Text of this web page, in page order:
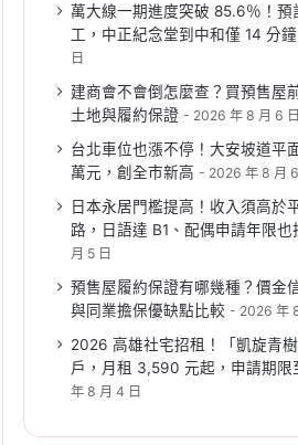
萬大線一期進度突破 85.6％！預
工，中正紀念堂到中和僅 14 分鐘
日
建商會不會倒怎麼查？買預售屋
土地與履約保證
2026 年 8 月 6 日
台北車位也漲不停！大安坡道平
萬元，創全市新高
2026 年 8 月
日本永居門檻提高！收入須高於
路，日語達 B1、配偶申請年限也
月 5 日
預售屋履約保證有哪幾種？價金
與同業擔保優缺點比較
2026 年
2026 高雄社宅招租！「凱旋青
戶，月租 3,590 元起，申請期限
年 8 月 4 日